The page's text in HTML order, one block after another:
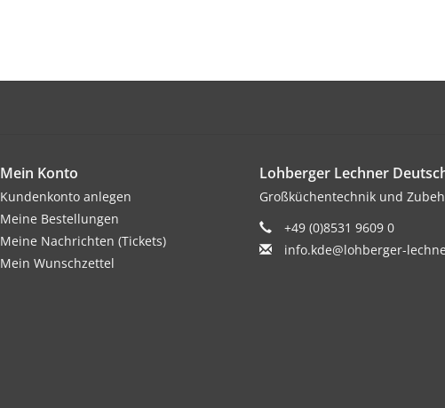
Mein Konto
Kundenkonto anlegen
Meine Bestellungen
Meine Nachrichten (Tickets)
Mein Wunschzettel
Lohberger Lechner
Großküchentechnik und
+49 (0)8531 9609 0
info.kde@lohberger-